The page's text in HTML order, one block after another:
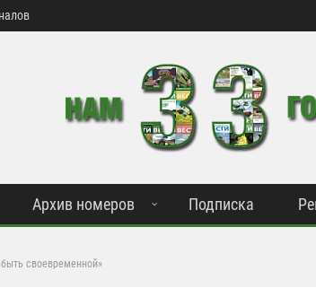
Архив номеров Подписка
своевременной»